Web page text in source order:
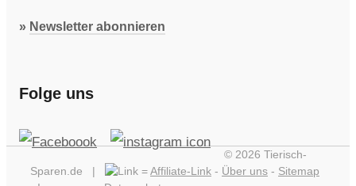
» Newsletter abonnieren
Folge uns
© 2026 Tierisch-
Sparen.de |
=Affiliate-Link - Über uns - Sitemap